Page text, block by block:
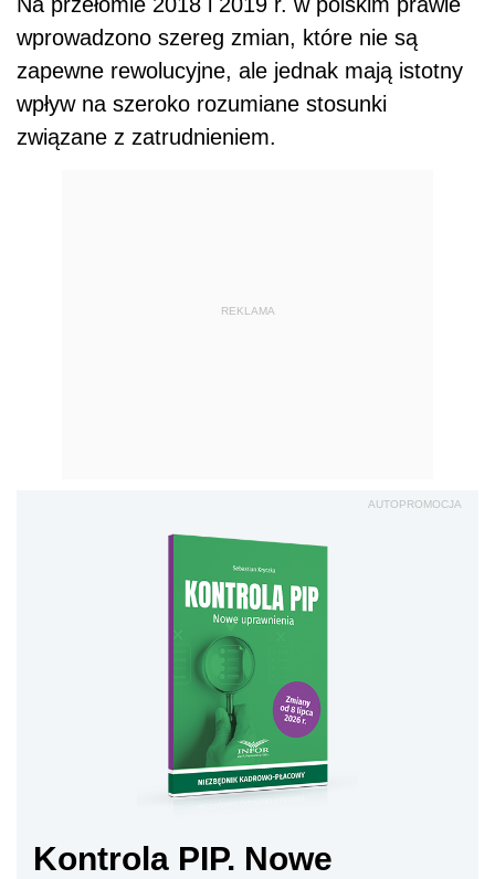
wprowadzono szereg zmian, które nie są
zapewne rewolucyjne, ale jednak mają istotny
wpływ na szeroko rozumiane stosunki
związane z zatrudnieniem.
REKLAMA
AUTOPROMOCJA
Kontrola PIP. Nowe